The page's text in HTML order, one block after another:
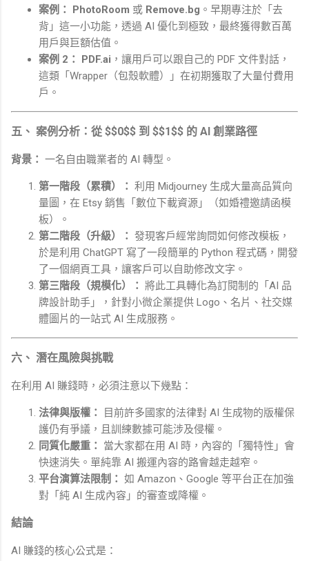
案例：
PhotoRoom 或 Remove.bg 。早期專注於「去
背」這一小功能，透過 AI 優化到極致，最終獲得數百萬
用戶與巨額估值。
案例 2：
PDF.ai ，讓用戶可以跟自己的 PDF 文件對話，
這類「Wrapper（包殼軟體）」在初期獲取了大量付費用
戶。
五、 案例分析：從 $$0$$ 到 $$1$$ 的 AI 創業路徑
背景： 一名自由職業者的 AI 轉型。
第一階段（累積）： 利用 Midjourney 生成大量高品質向
量圖，在 Etsy 銷售「數位下載資源」（如婚禮邀請函模
板）。
第二階段（升級）： 發現客戶經常詢問如何修改模板，
於是利用 ChatGPT 寫了一段簡單的 Python 程式碼，開發
了一個網頁工具，讓客戶可以自助修改文字。
第三階段（規模化）： 將此工具轉化為訂閱制的「AI 品
牌設計助手」，針對小微企業提供 Logo、名片、社交媒
體圖片的一站式 AI 生成服務。
六、 潛在風險與挑戰
在利用 AI 賺錢時，必須注意以下幾點：
法律與版權：
目前許多國家的法律對 AI 生成物的版權保
護仍有爭議，且訓練數據可能涉及侵權。
同質化嚴重：
當大家都在用 AI 時，內容的「獨特性」會
快速消失。單純靠 AI 搬運內容的路會越走越窄。
平台演算法限制： 如 Amazon、Google 等平台正在加強
對「純 AI 生成內容」的審查或降權。
結論
AI 賺錢的核心公式是：